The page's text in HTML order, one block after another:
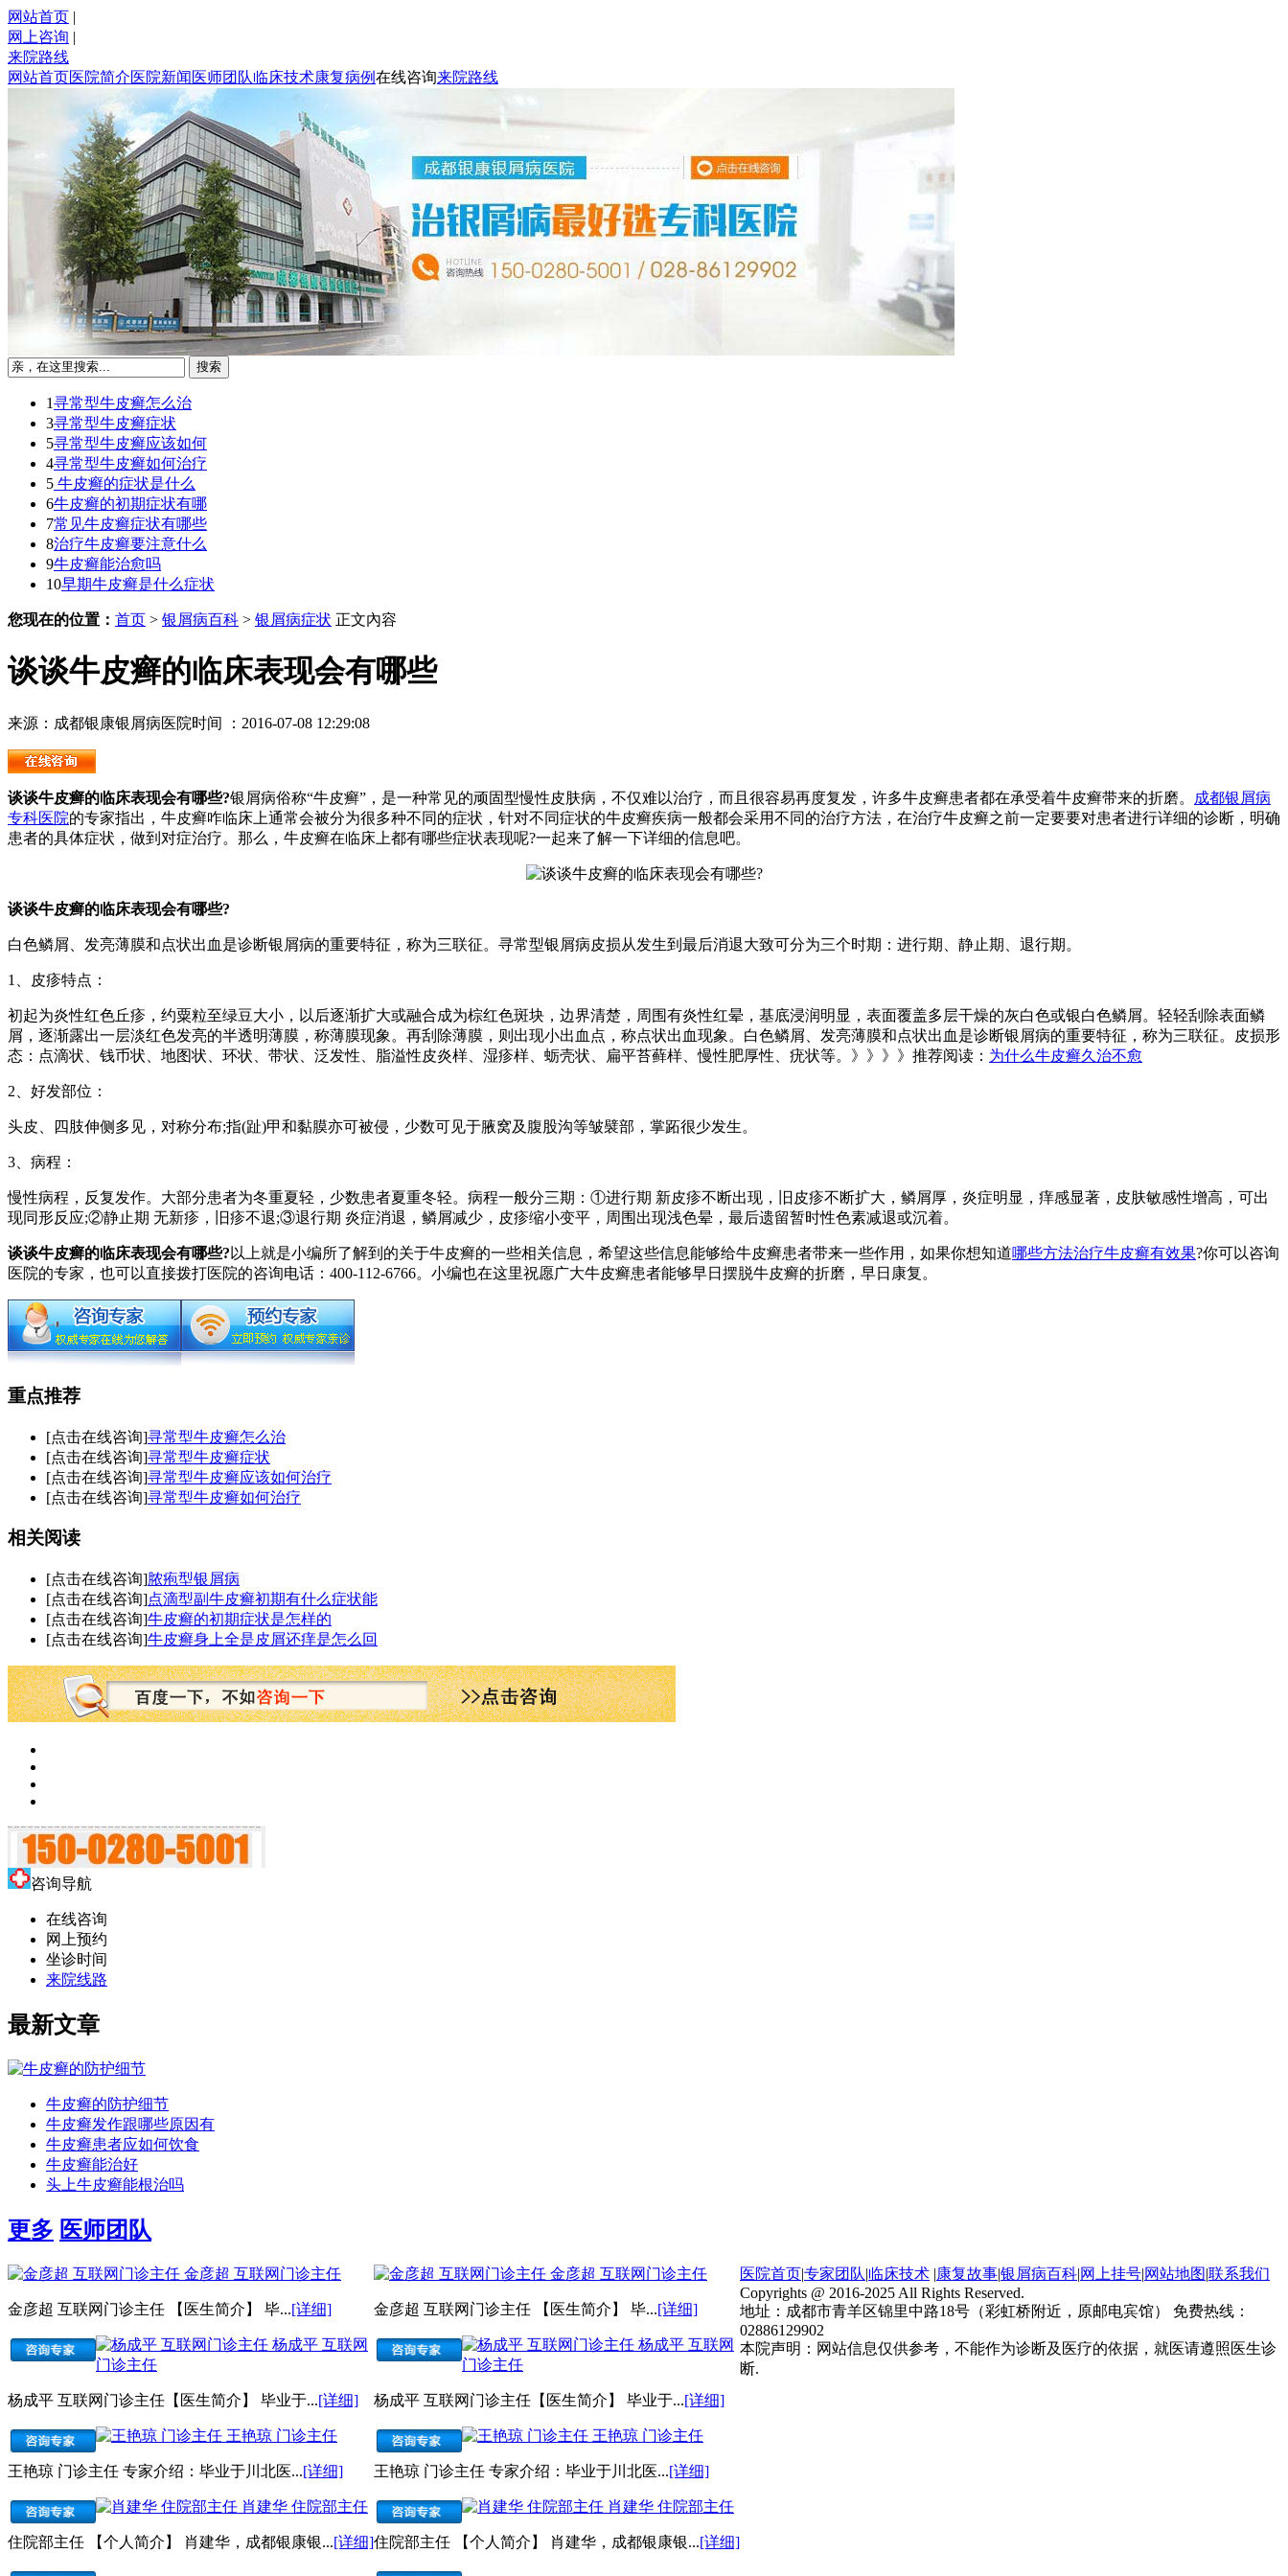
网站首页 |
网上咨询 |
来院路线
网站首页医院简介医院新闻 医师团队临床技术康复病例在线咨询来院路线
1寻常型牛皮癣怎么治
3寻常型牛皮癣症状
5寻常型牛皮癣应该如何
4寻常型牛皮癣如何治疗
5 牛皮癣的症状是什么
6牛皮癣的初期症状有哪
7常见牛皮癣症状有哪些
8治疗牛皮癣要注意什么
9牛皮癣能治愈吗
10早期牛皮癣是什么症状
您现在的位置： 首页 > 银屑病百科 > 银屑病症状 正文內容
谈谈牛皮癣的临床表现会有哪些
来源：成都银康银屑病医院时间 ：2016-07-08 12:29:08
谈谈牛皮癣的临床表现会有哪些?银屑病俗称“牛皮癣”，是一种常见的顽固型慢性皮肤病，不仅难以治疗，而且很容易再度复发，许多牛皮癣患者都在承受着牛皮癣带来的折磨。
成都银屑病
专科医院的专家指出，牛皮癣咋临床上通常会被分为很多种不同的症状，针对不同症状的牛皮癣疾病一般都会采用不同的治疗方法，在治疗牛皮癣之前一定要要对患者进行详细的诊断，明确
患者的具体症状，做到对症治疗。那么，牛皮癣在临床上都有哪些症状表现呢?一起来了解一下详细的信息吧。
谈谈牛皮癣的临床表现会有哪些?
白色鳞屑、发亮薄膜和点状出血是诊断银屑病的重要特征，称为三联征。寻常型银屑病皮损从发生到最后消退大致可分为三个时期：进行期、静止期、退行期。
1、皮疹特点：
初起为炎性红色丘疹，约粟粒至绿豆大小，以后逐渐扩大或融合成为棕红色斑块，边界清楚，周围有炎性红晕，基底浸润明显，表面覆盖多层干燥的灰白色或银白色鳞屑。轻轻刮除表面鳞
屑，逐渐露出一层淡红色发亮的半透明薄膜，称薄膜现象。再刮除薄膜，则出现小出血点，称点状出血现象。白色鳞屑、发亮薄膜和点状出血是诊断银屑病的重要特征，称为三联征。皮损形
态：点滴状、钱币状、地图状、环状、带状、泛发性、脂溢性皮炎样、湿疹样、蛎壳状、扁平苔藓样、慢性肥厚性、疣状等。》》》》推荐阅读： 为什么牛皮癣久治不愈
2、好发部位：
头皮、四肢伸侧多见，对称分布;指(趾)甲和黏膜亦可被侵，少数可见于腋窝及腹股沟等皱襞部，掌跖很少发生。
3、病程：
慢性病程，反复发作。大部分患者为冬重夏轻，少数患者夏重冬轻。病程一般分三期：①进行期 新皮疹不断出现，旧皮疹不断扩大，鳞屑厚，炎症明显，痒感显著，皮肤敏感性增高，可出
现同形反应;②静止期 无新疹，旧疹不退;③退行期 炎症消退，鳞屑减少，皮疹缩小变平，周围出现浅色晕，最后遗留暂时性色素减退或沉着。
谈谈牛皮癣的临床表现会有哪些? 以上就是小编所了解到的关于牛皮癣的一些相关信息，希望这些信息能够给牛皮癣患者带来一些作用，如果你想知道哪些方法治疗牛皮癣有效果?你可以咨询
医院的专家，也可以直接拨打医院的咨询电话：400-112-6766。小编也在这里祝愿广大牛皮癣患者能够早日摆脱牛皮癣的折磨，早日康复。
重点推荐
[点击在线咨询]寻常型牛皮癣怎么治
[点击在线咨询]寻常型牛皮癣症状
[点击在线咨询]寻常型牛皮癣应该如何治疗
[点击在线咨询]寻常型牛皮癣如何治疗
相关阅读
[点击在线咨询]脓疱型银屑病
[点击在线咨询]点滴型副牛皮癣初期有什么症状能
[点击在线咨询]牛皮癣的初期症状是怎样的
[点击在线咨询]牛皮癣身上全是皮屑还痒是怎么回
咨询导航
在线咨询
网上预约
坐诊时间
来院线路
最新文章
牛皮癣的防护细节
牛皮癣发作跟哪些原因有
牛皮癣患者应如何饮食
牛皮癣能治好
头上牛皮癣能根治吗
更多 医师团队
金彦超 互联网门诊主任
金彦超 互联网门诊主任 【医生简介】 毕...[详细]
杨成平 互联网
门诊主任
杨成平 互联网门诊主任【医生简介】 毕业于...[详细]
王艳琼 门诊主任
王艳琼 门诊主任 专家介绍：毕业于川北医...[详细]
肖建华 住院部主任
住院部主任 【个人简介】 肖建华，成都银康银...[详细]
金彦超 互联网门诊主任
金彦超 互联网门诊主任 【医生简介】 毕...[详细]
杨成平 互联网
门诊主任
杨成平 互联网门诊主任【医生简介】 毕业于...[详细]
王艳琼 门诊主任
王艳琼 门诊主任 专家介绍：毕业于川北医...[详细]
肖建华 住院部主任
住院部主任 【个人简介】 肖建华，成都银康银...[详细]
医院首页|专家团队|临床技术 |康复故事|银屑病百科|网上挂号|网站地图|联系我们
Copyrights @ 2016-2025 All Rights Reserved.
地址：成都市青羊区锦里中路18号（彩虹桥附近，原邮电宾馆） 免费热线：
02886129902
本院声明：网站信息仅供参考，不能作为诊断及医疗的依据，就医请遵照医生诊
断.